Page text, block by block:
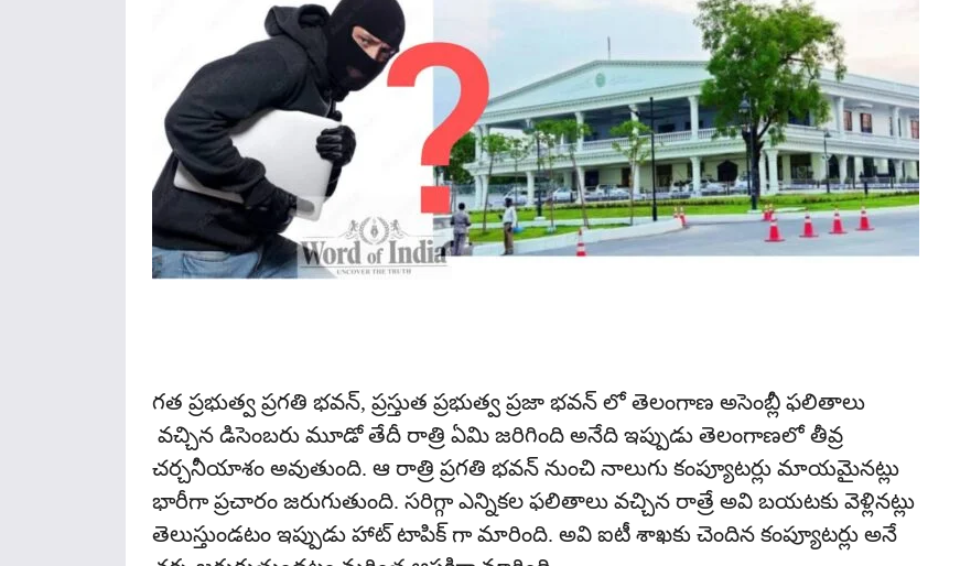
గత ప్రభుత్వ ప్రగతి భవన్, ప్రస్తుత ప్రభుత్వ ప్రజా భవన్ లో తెలంగాణ అసెంబ్లీ ఫలితాలు
వచ్చిన డిసెంబరు మూడో తేదీ రాత్రి ఏమి జరిగింది అనేది ఇప్పుడు తెలంగాణలో తీవ్ర
చర్చనీయాశం అవుతుంది. ఆ రాత్రి ప్రగతి భవన్ నుంచి నాలుగు కంప్యూటర్లు మాయమైనట్లు
భారీగా ప్రచారం జరుగుతుంది. సరిగ్గా ఎన్నికల ఫలితాలు వచ్చిన రాత్రే అవి బయటకు వెళ్లినట్లు
తెలుస్తుండటం ఇప్పుడు హాట్ టాపిక్ గా మారింది. అవి ఐటీ శాఖకు చెందిన కంప్యూటర్లు అనే